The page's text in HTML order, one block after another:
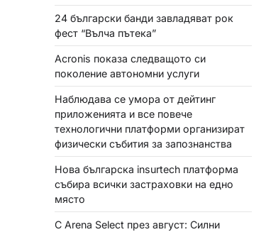
24 български банди завладяват рок
фест “Вълча пътека”
Acronis показа следващото си
поколение автономни услуги
Наблюдава се умора от дейтинг
приложенията и все повече
технологични платформи организират
физически събития за запознанства
Нова българска insurtech платформа
събира всички застраховки на едно
място
С Arena Select през август: Силни